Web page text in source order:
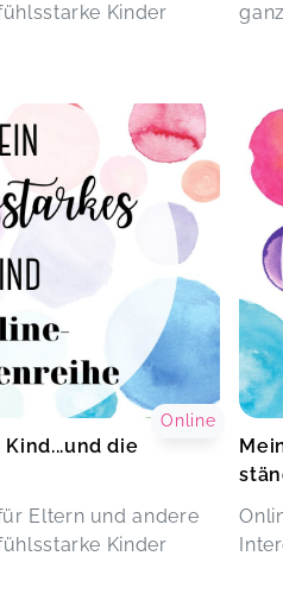
Kinder
die
Eltern und andere
Kinder
Online